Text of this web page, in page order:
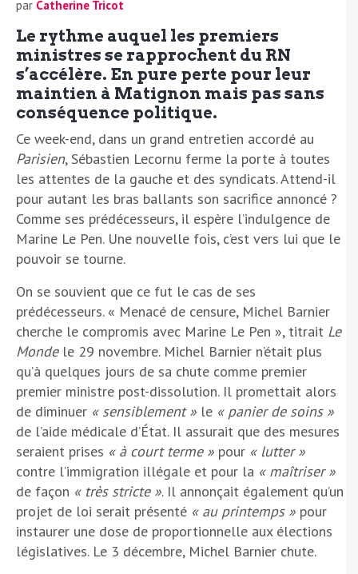
par Catherine Tricot
Le rythme auquel les premiers
ministres se rapprochent du RN
s’accélère. En pure perte pour leur
maintien à Matignon mais pas sans
conséquence politique.
Ce week-end, dans un grand entretien accordé au
Parisien, Sébastien Lecornu ferme la porte à toutes
les attentes de la gauche et des syndicats. Attend-il
pour autant les bras ballants son sacrifice annoncé ?
Comme ses prédécesseurs, il espère l’indulgence de
Marine Le Pen. Une nouvelle fois, c’est vers lui que le
pouvoir se tourne.
On se souvient que ce fut le cas de ses
prédécesseurs. « Menacé de censure, Michel Barnier
cherche le compromis avec Marine Le Pen », titrait Le
Mondele 29 novembre. Michel Barnier n’était plus
qu’à quelques jours de sa chute comme premier
premier ministre post-dissolution. Il promettait alors
de diminuer « sensiblement » le « panier de soins »
de l’aide médicale d’État. Il assurait que des mesures
seraient prises « à court terme » pour « lutter »
contre l’immigration illégale et pour la « maîtriser »
de façon « très stricte ». Il annonçait également qu’un
projet de loi serait présenté « au printemps » pour
instaurer une dose de proportionnelle aux élections
législatives. Le 3 décembre, Michel Barnier chute.